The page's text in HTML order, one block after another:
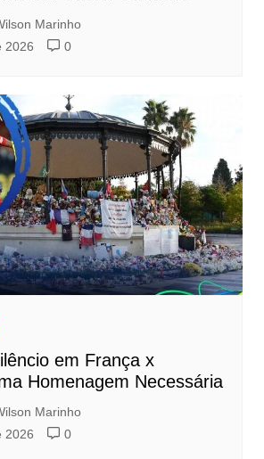
Marinho
2026
0
em França x
Homenagem Necessária
Marinho
2026
0